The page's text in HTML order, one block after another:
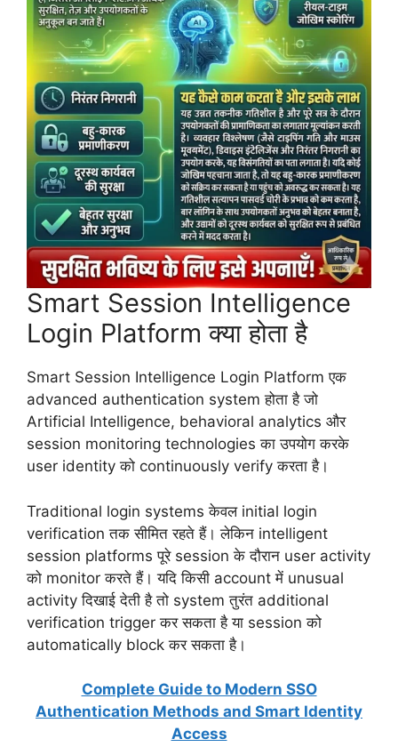
Smart Session Intelligence
Login Platform क्या होता है
Smart Session Intelligence Login Platform एक
advanced authentication system होता है जो
Artificial Intelligence, behavioral analytics और
session monitoring technologies का उपयोग करके
user identity को continuously verify करता है।
Traditional login systems केवल initial login
verification तक सीमित रहते हैं। लेकिन intelligent
session platforms पूरे session के दौरान user activity
को monitor करते हैं। यदि किसी account में unusual
activity दिखाई देती है तो system तुरंत additional
verification trigger कर सकता है या session को
automatically block कर सकता है।
Complete Guide to Modern SSO
Authentication Methods and Smart Identity
Access